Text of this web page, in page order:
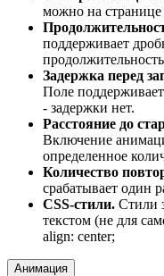
можно на странице
поддерживает
Задержка перед
Поле
- задержки нет.
Расстояние до
Включение
определенное
Количество
срабатывает один
CSS-стили. Стили
текстом (не для
align: center;